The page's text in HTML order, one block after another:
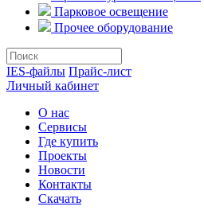
Парковое освещение
Прочее оборудование
IES-файлы Прайс-лист
Личный кабинет
О нас
Сервисы
Где купить
Проекты
Новости
Контакты
Скачать